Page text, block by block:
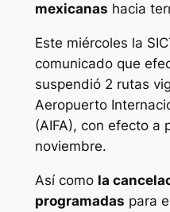
mexicanas hacia
Este miércoles la
comunicado que
suspendió 2 rutas
Aeropuerto
(AIFA), con efecto a
noviembre.
Así como la
programadas para